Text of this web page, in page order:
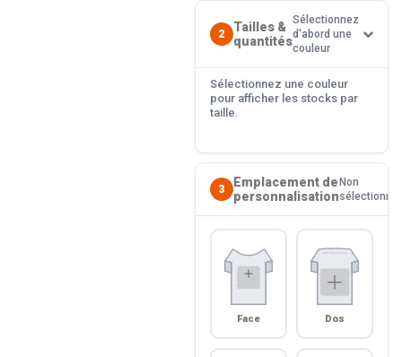
2
Tailles &
quantités
Sélectionnez
d'abord une
couleur
Sélectionnez une couleur
pour afficher les stocks par
taille.
3
Emplacement de
personnalisation
Non
sélectionné
Face Dos